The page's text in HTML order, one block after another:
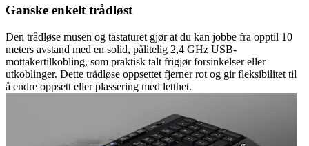
Ganske enkelt trådløst
Den trådløse musen og tastaturet gjør at du kan jobbe fra opptil 10
meters avstand med en solid, pålitelig 2,4 GHz USB-
mottakertilkobling, som praktisk talt frigjør forsinkelser eller
utkoblinger. Dette trådløse oppsettet fjerner rot og gir fleksibilitet til
å endre oppsett eller plassering med letthet.